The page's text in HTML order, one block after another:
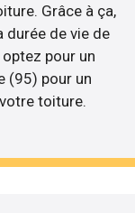
Grâce à ça,
durée de vie de
pour un
(95) pour un
toiture.